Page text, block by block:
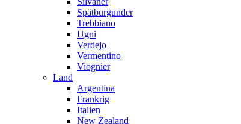
Spätburgunder
Trebbiano
Ugni
Verdejo
Vermentino
Viognier
Land
Argentina
Frankrig
Italien
New Zealand